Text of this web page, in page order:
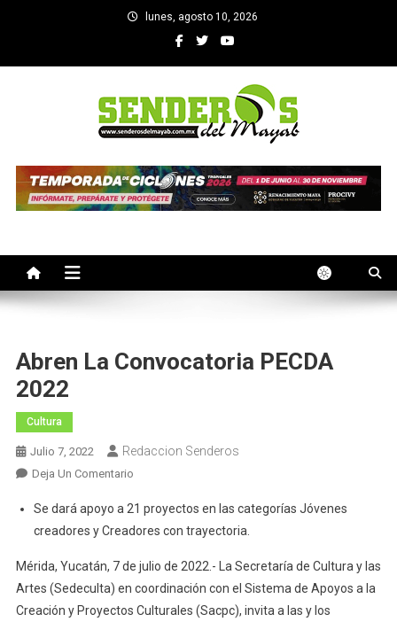
lunes, agosto 10, 2026
SENDEROS DEL MAYAB
Abren La Convocatoria PECDA
2022
Cultura
Julio 7, 2022 Redaccion Senderos
Deja Un ComentarioEn
La
Convocatoria
2022
Se dará apoyo a 21 proyectos en las categorías Jóvenes
creadores y Creadores con trayectoria.
Mérida, Yucatán, 7 de julio de 2022.- La Secretaría de Cultura y las
Artes (Sedeculta) en coordinación con el Sistema de Apoyos a la
Creación y Proyectos Culturales (Sacpc), invita a las y los